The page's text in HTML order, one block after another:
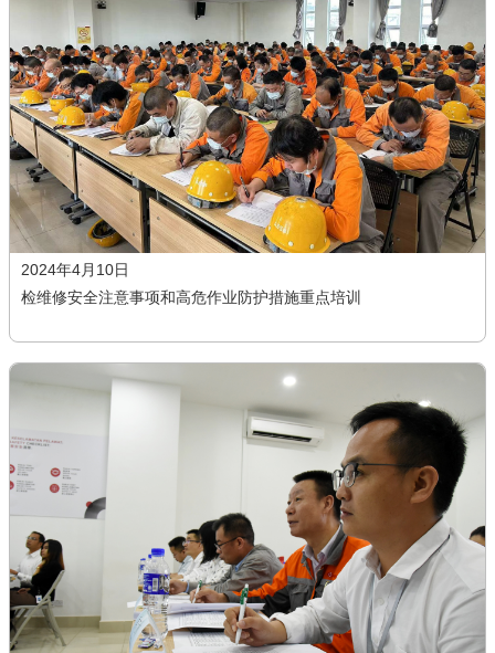
2024年4月10日
检维修安全注意事项和高危作业防护措施重点培训